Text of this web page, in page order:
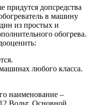
допсредства
в машину
из простых и
обогрева.
любого класса.
наименование –